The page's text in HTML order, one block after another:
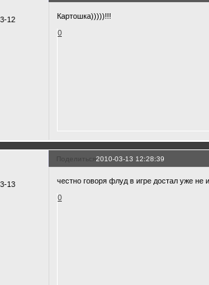
12
Картошка)))))!!!
0
Поделиться2010-03-13 12:28:39
13
честно говоря флуд в игре достал уже не
0